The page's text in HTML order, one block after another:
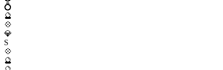
💍
🔮
💠
💎
S
💠
🔮